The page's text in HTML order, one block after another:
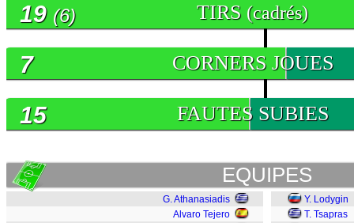
TIRS (cadrés)
19 (6)
CORNERS JOUES
7
FAUTES SUBIES
15
EQUIPES
G. Athanasiadis
Alvaro Tejero
Y. Lodygin
T. Tsapras